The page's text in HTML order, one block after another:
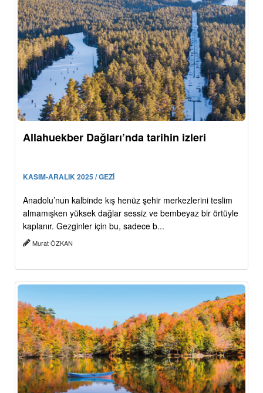
Allahuekber Dağları’nda tarihin izleri
KASIM-ARALIK 2025 / GEZİ
Anadolu’nun kalbinde kış henüz şehir merkezlerini teslim
almamışken yüksek dağlar sessiz ve bembeyaz bir örtüyle
kaplanır. Gezginler için bu, sadece b...
Murat ÖZKAN